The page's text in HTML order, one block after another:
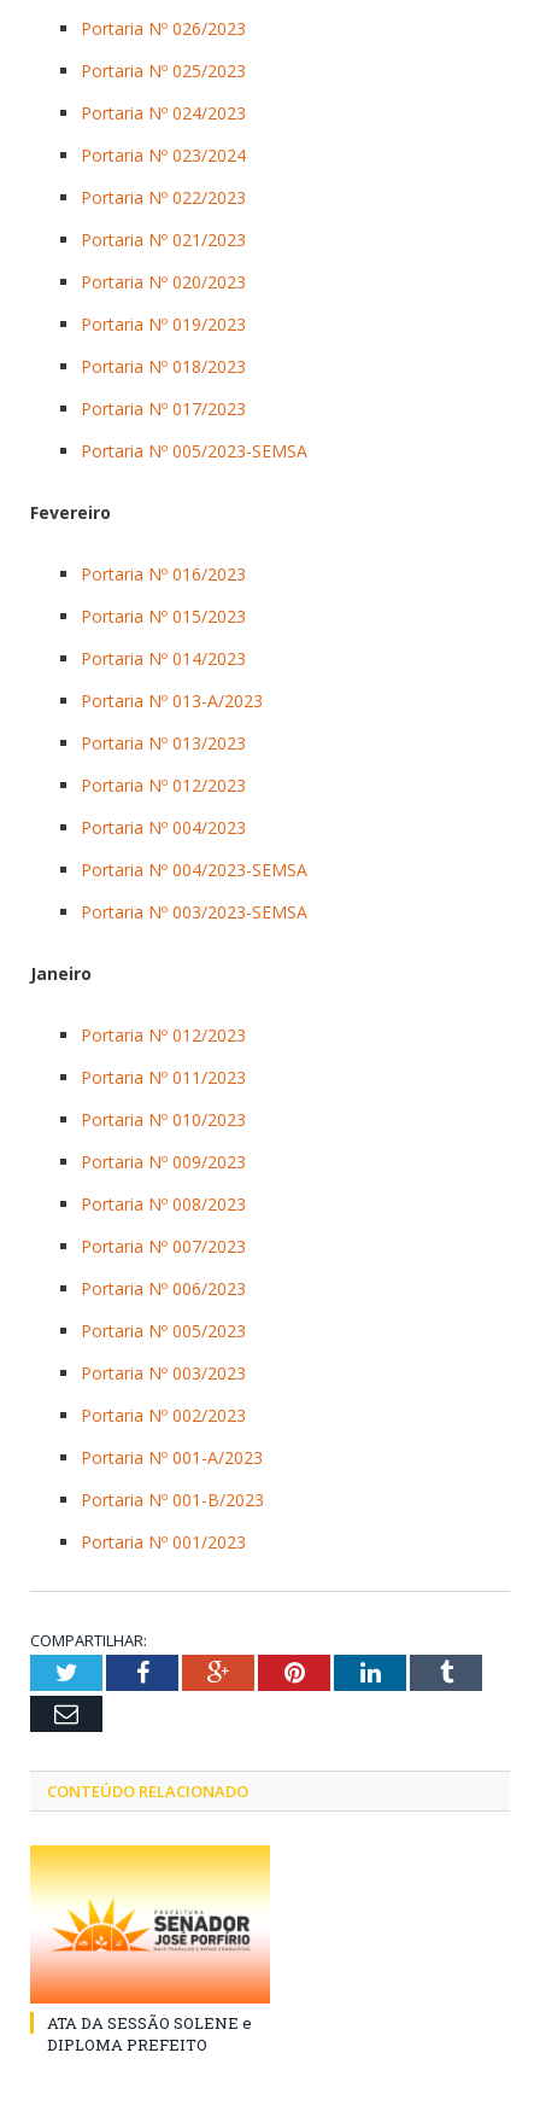
Portaria Nº 026/2023
Portaria Nº 025/2023
Portaria Nº 024/2023
Portaria Nº 023/2024
Portaria Nº 022/2023
Portaria Nº 021/2023
Portaria Nº 020/2023
Portaria Nº 019/2023
Portaria Nº 018/2023
Portaria Nº 017/2023
Portaria Nº 005/2023-SEMSA
Fevereiro
Portaria Nº 016/2023
Portaria Nº 015/2023
Portaria Nº 014/2023
Portaria Nº 013-A/2023
Portaria Nº 013/2023
Portaria Nº 012/2023
Portaria Nº 004/2023
Portaria Nº 004/2023-SEMSA
Portaria Nº 003/2023-SEMSA
Janeiro
Portaria Nº 012/2023
Portaria Nº 011/2023
Portaria Nº 010/2023
Portaria Nº 009/2023
Portaria Nº 008/2023
Portaria Nº 007/2023
Portaria Nº 006/2023
Portaria Nº 005/2023
Portaria Nº 003/2023
Portaria Nº 002/2023
Portaria Nº 001-A/2023
Portaria Nº 001-B/2023
Portaria Nº 001/2023
COMPARTILHAR:
TwitterFacebookGoogle+PinterestLinkedInTumblr
Email
CONTEÚDO RELACIONADO
ATA DA SESSÃO SOLENE e
DIPLOMA PREFEITO